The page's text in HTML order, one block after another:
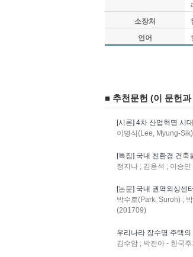
소장처
언어
■ 추천문헌 (이 문헌
[시론] 4차 산업혁명 시
이명식(Lee, Myung-
[특집] 국내 친환경 건축
정지나 ; 김용석 ; 이승
[논문] 국내 권역외상센
박수로(Park, Suroh) ;
(201709)
우리나라 장수명 주택
김수암 ; 박진아 - 한국